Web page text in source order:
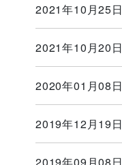
2021年10月25日
2021年10月20日
2020年01月08日
2019年12月19日
2019年09月08日